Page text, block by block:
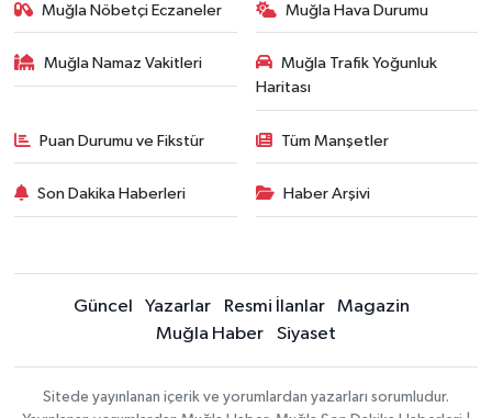
Muğla Nöbetçi Eczaneler Muğla Hava Durumu
Muğla Namaz Vakitleri
Muğla Trafik Yoğunluk
Haritası
Puan Durumu ve Fikstür Tüm Manşetler
Son Dakika Haberleri Haber Arşivi
Güncel Yazarlar Resmi İlanlar
Magazin
Muğla Haber
Siyaset
Sitede yayınlanan içerik ve yorumlardan yazarları sorumludur.